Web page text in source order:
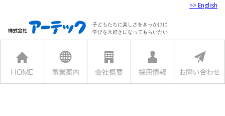
>> English
子どもたちに楽しさをきっかけに
学びを大好きになってもらいたい